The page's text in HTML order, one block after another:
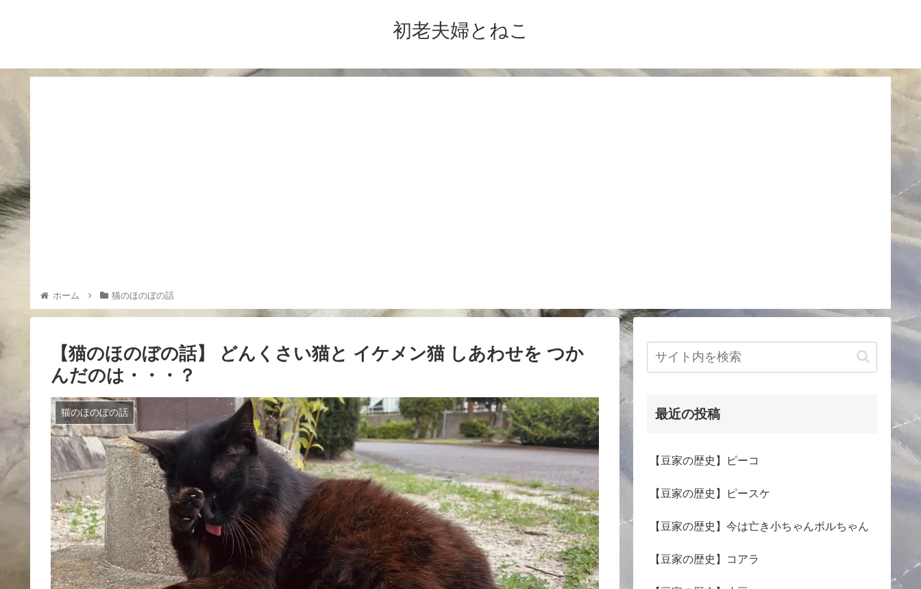
初老夫婦とねこ
ホーム 猫のほのぼの話
【猫のほのぼの話】 どんくさい猫と イケメン猫 しあわせを つか
んだのは・・・？
猫のほのぼの話 最近の投稿
【豆家の歴史】ピーコ
【豆家の歴史】ピースケ
【豆家の歴史】今は亡き小ちゃんボルちゃん
【豆家の歴史】コアラ